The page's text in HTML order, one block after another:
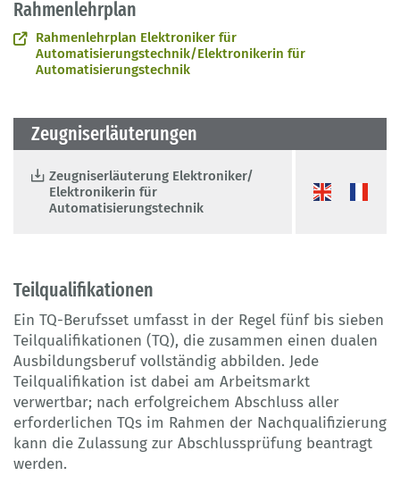
Rahmenlehrplan
Rahmenlehrplan Elektroniker für
Automatisierungstechnik/Elektronikerin für
Automatisierungstechnik
Zeugniserläuterungen
Zeugniserläuterung Elektroniker/
Elektronikerin für
Automatisierungstechnik
Teilqualifikationen
Ein TQ-Berufsset umfasst in der Regel fünf bis sieben
Teilqualifikationen (TQ), die zusammen einen dualen
Ausbildungsberuf vollständig abbilden. Jede
Teilqualifikation ist dabei am Arbeitsmarkt
verwertbar; nach erfolgreichem Abschluss aller
erforderlichen TQs im Rahmen der Nachqualifizierung
kann die Zulassung zur Abschlussprüfung beantragt
werden.